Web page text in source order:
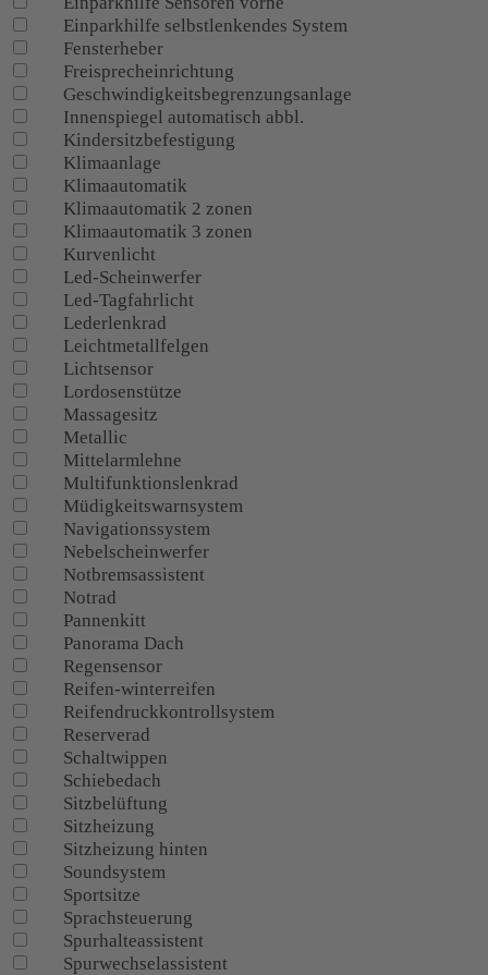
Einparkhilfe selbstlenkendes System
Fensterheber
Freisprecheinrichtung
Geschwindigkeitsbegrenzungsanlage
Innenspiegel automatisch abbl.
Kindersitzbefestigung
Klimaanlage
Klimaautomatik
Klimaautomatik 2 zonen
Klimaautomatik 3 zonen
Kurvenlicht
Led-Scheinwerfer
Led-Tagfahrlicht
Lederlenkrad
Leichtmetallfelgen
Lichtsensor
Lordosenstütze
Massagesitz
Metallic
Mittelarmlehne
Multifunktionslenkrad
Müdigkeitswarnsystem
Navigationssystem
Nebelscheinwerfer
Notbremsassistent
Notrad
Pannenkitt
Panorama Dach
Regensensor
Reifen-winterreifen
Reifendruckkontrollsystem
Reserverad
Schaltwippen
Schiebedach
Sitzbelüftung
Sitzheizung
Sitzheizung hinten
Soundsystem
Sportsitze
Sprachsteuerung
Spurhalteassistent
Spurwechselassistent